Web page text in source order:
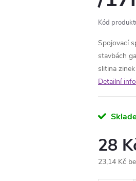
Kód
Spojovací
stavbách
slitina
Detailní
28
23,14 Kč